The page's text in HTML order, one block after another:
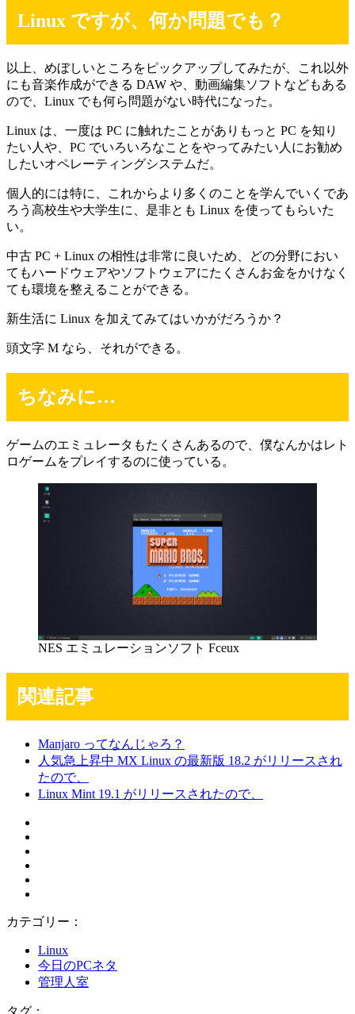
Linux ですが、何か問題でも？
以上、めぼしいところをピックアップしてみたが、これ以外
にも音楽作成ができる DAW や、動画編集ソフトなどもある
ので、Linux でも何ら問題がない時代になった。
Linux は、一度は PC に触れたことがありもっと PC を知り
たい人や、PC でいろいろなことをやってみたい人にお勧め
したいオペレーティングシステムだ。
個人的には特に、これからより多くのことを学んでいくであ
ろう高校生や大学生に、是非とも Linux を使ってもらいた
い。
中古 PC + Linux の相性は非常に良いため、どの分野におい
てもハードウェアやソフトウェアにたくさんお金をかけなく
ても環境を整えることができる。
新生活に Linux を加えてみてはいかがだろうか？
頭文字 M なら、それができる。
ちなみに…
ゲームのエミュレータもたくさんあるので、僕なんかはレト
ロゲームをプレイするのに使っている。
NES エミュレーションソフト Fceux
関連記事
Manjaro ってなんじゃろ？
人気急上昇中 MX Linux の最新版 18.2 がリリースされ
たので、
Linux Mint 19.1 がリリースされたので、
カテゴリー：
Linux
今日のPCネタ
管理人室